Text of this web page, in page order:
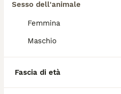
Sesso dell'animale
Femmina
Maschio
Fascia di età
Shepherd di razza pura
base a fattori come il
Quanto è
Pastore